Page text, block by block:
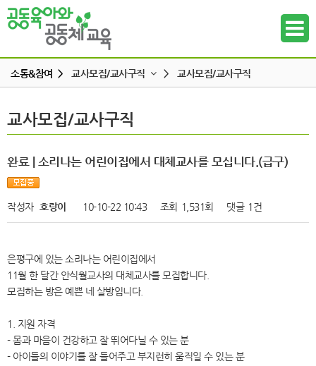
하위메뉴
하위메뉴
하위메뉴
하위메뉴
소통&참여 > 교사모집/교사구직 >
공동육아 ing
터전 소식
나도 한마디
교사모집/교사구직
교사모집/교사구직
완료 | 소리나는 어린이집에서 대체교사를 모십니다.(급구)
작성자 호랑이 10-10-22 10:43 조회 1,531회 댓글 1건
은평구에 있는 소리나는 어린이집에서
11월 한 달간 안식월교사의 대체교사를 모집합니다.
모집하는 방은 예쁜 네 살방입니다.
1. 지원 자격
- 몸과 마음이 건강하고 잘 뛰어다닐 수 있는 분
- 아이들의 이야기를 잘 들어주고 부지런히 움직일 수 있는 분